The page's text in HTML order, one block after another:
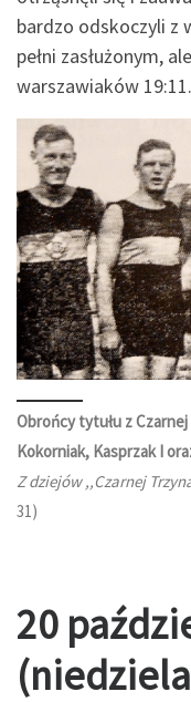
bardzo odskoczyli z
pełni zasłużonym,
warszawiaków 19:11.
Obrońcy tytułu z Czarnej
Kokorniak, Kasprzak I
Z dziejów ,,Czarnej
31)
20